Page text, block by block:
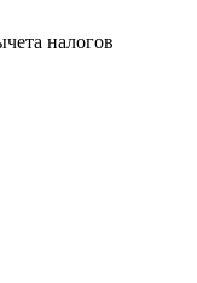
налогов